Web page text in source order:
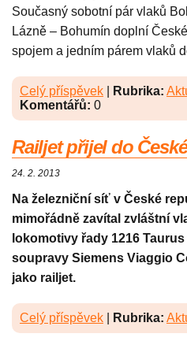
Současný sobotní pár vlaků
Lázně – Bohumín doplní
spojem a jedním párem vlaků
Celý příspěvek Rubrika:
Komentářů: 0
Railjet přijel do
24. 2. 2013
Na železniční síť v České
mimořádně zavítal zvláštní
lokomotivy řady 1216
soupravy Siemens Viaggio
jako railjet.
Celý příspěvek Rubrika: